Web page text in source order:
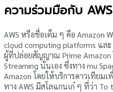
ความร่วมมือกับ AWS
AWS หรือชื่อเต็ม ๆ คือ Amazon
cloud computing platforms แล
ผู้ที่ปล่อยสัญญาณ Prime Amazon
Streaming นั่นเอง ซึ่งทาง mu
Amazon โดยให้บริการดาวเทียม
ทาง AWS มีสโลแกนเก๋ ๆ ที่ว่า